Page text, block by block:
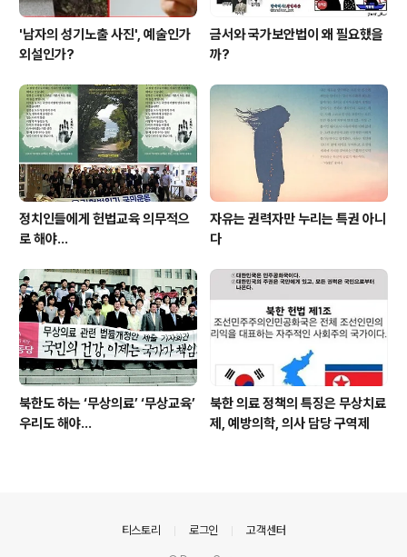
'남자의 성기노출 사진', 예술인가
외설인가?
금서와 국가보안법이 왜 필요했을
까?
정치인들에게 헌법교육 의무적으
로 해야…
자유는 권력자만 누리는 특권 아니
다
북한도 하는 ‘무상의료’ ‘무상교육’
우리도 해야...
북한 의료 정책의 특징은 무상치료
제, 예방의학, 의사 담당 구역제
티스토리 로그인 고객센터